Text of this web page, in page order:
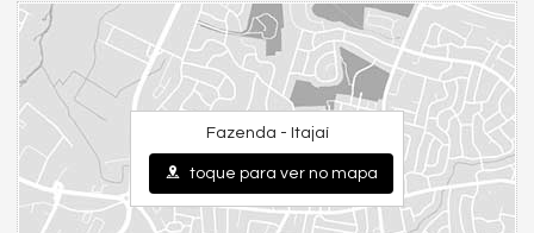
Sky Office privativo com sacada
Infraestrutura para ponto de carregamento de veículos
elétricos
Food Box / Espaço delivery
Deck molhado
Yoga Space
Fazenda - Itajaí
toque para ver no mapa